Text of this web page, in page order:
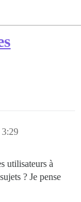
utilisateurs à
? Je pense